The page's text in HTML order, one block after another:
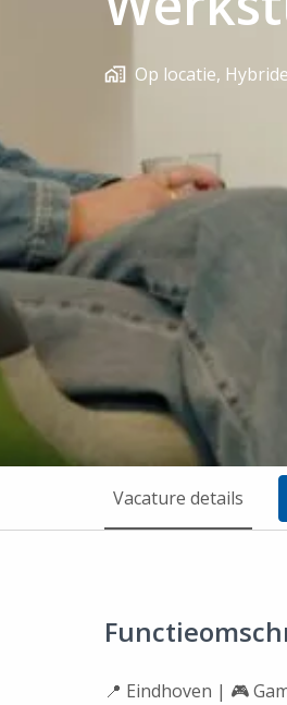
Op locatie, Hybride
Vacature details
📍 Eindhoven | 🎮